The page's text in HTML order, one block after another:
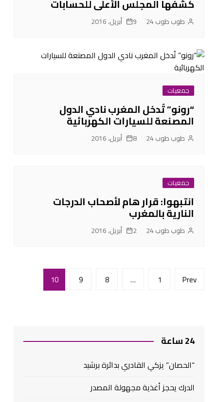
كشفها المجلس الأعلى للحسابات
طوب طوب 24 9 أبريل، 2016
جمعيات
“رونو” تُدخل المغرب نادي الدول
المصنعة للسيارات الكهربائية
طوب طوب 24 8 أبريل، 2016
جمعيات
انتبهوا: قرار هام لأصحاب الدرجات
النارية بالمغرب
طوب طوب 24 2 أبريل، 2016
Posts
pagination
Prev
1
…
8
9
10
24 ساعة
“الحصان” يزكي القادري بدائرة برشيد
الدرك يحجز أغذية مجهولة المصدر